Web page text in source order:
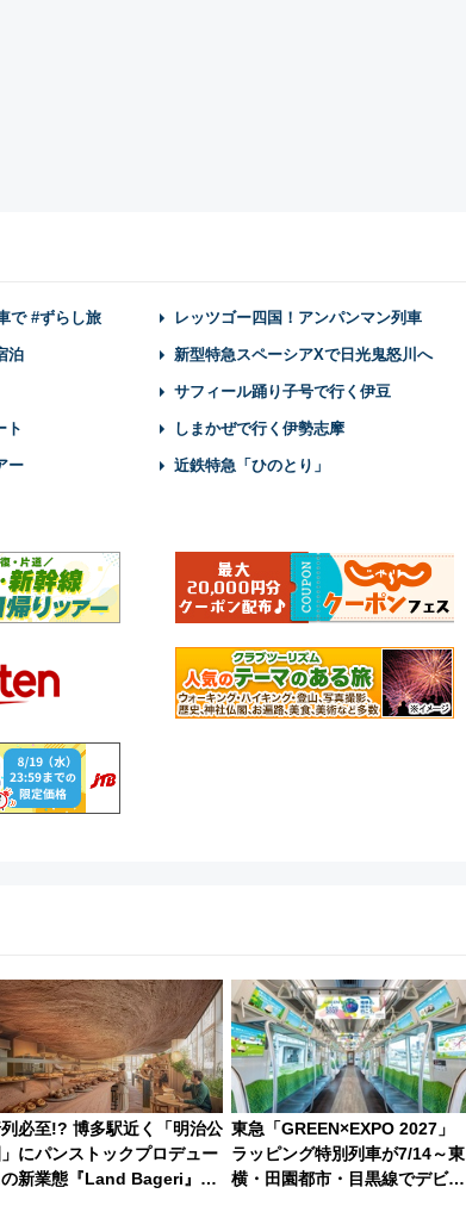
で #ずらし旅 レッツゴー四国！アンパンマン列車
泊 新型特急スペーシアXで日光鬼怒川へ
サフィール踊り子号で行く伊豆
ト しまかぜで行く伊勢志摩
ー 近鉄特急「ひのとり」
必至!? 博多駅近く「明治公
」にパンストックプロデュー
の新業態『Land Bageri』
東急「GREEN×EXPO 2027」
ラッピング特別列車が7/14～東
横・田園都市・目黒線でデビュ